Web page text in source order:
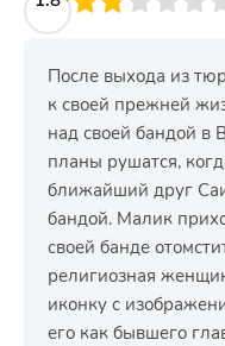
После выхода из
к своей прежней
над своей бандой в
планы рушатся,
ближайший друг
бандой. Малик
своей банде
религиозная
иконку с
его как бывшего